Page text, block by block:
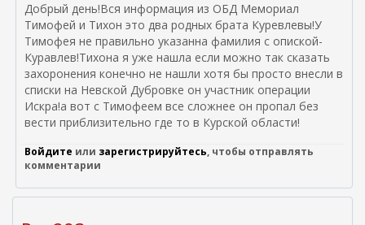
Добрый день!Вся информация из ОБД Мемориал
Тимофей и Тихон это два родных брата Куревлевы!У
Тимофея не правильно указанна фамилия с опиской-
Куравлев!Тихона я уже нашла если можно так сказать
захоронения конечно не нашли хотя бы просто внесли в
списки на Невской Дубровке он участник операции
Искра!а вот с Тимофеем все сложнее он пропал без
вести приблизительно где то в Курской области!
Войдите или зарегистрируйтесь, чтобы отправлять
комментарии